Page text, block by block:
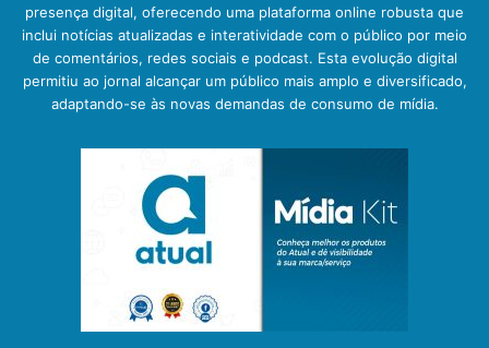
presença digital, oferecendo uma plataforma online robusta que
inclui notícias atualizadas e interatividade com o público por meio
de comentários, redes sociais e podcast. Esta evolução digital
permitiu ao jornal alcançar um público mais amplo e diversificado,
adaptando-se às novas demandas de consumo de mídia.